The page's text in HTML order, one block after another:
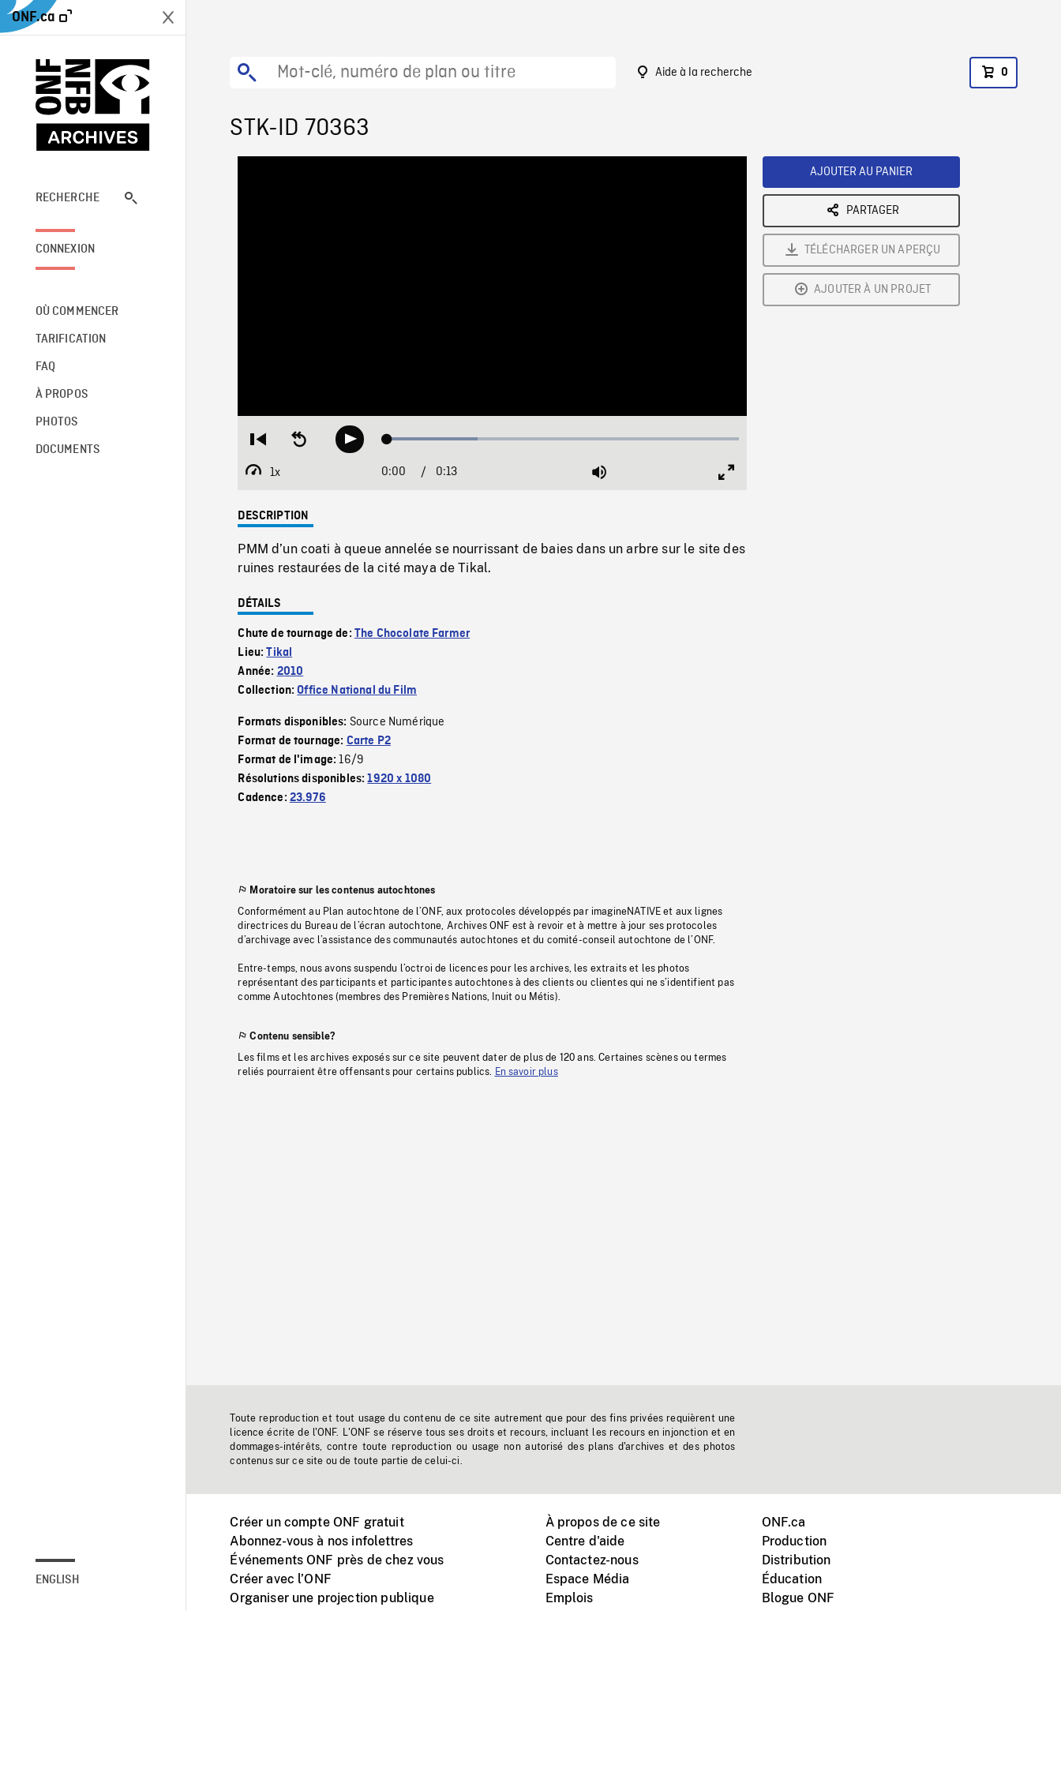
ONF.ca
RECHERCHE
CONNEXION
OÙ COMMENCER
TARIFICATION
FAQ
À PROPOS
PHOTOS
DOCUMENTS
ENGLISH
Aide à la recherche 0
STK-ID 70363
Restart
beginning
Seek
backwardPlay Loaded:
1x
Playback
Current
0:00 / 0:13 Mute
DESCRIPTION
PMM d’un coati à queue annelée se nourrissant de baies dans un arbre sur le site des
ruines restaurées de la cité maya de Tikal.
DÉTAILS
Chute de tournage de: The Chocolate Farmer
Lieu:Tikal
Année: 2010
Collection:Office National du Film
Formats disponibles: Source Numérique
Format de tournage: Carte P2
Format de l'image:16/9
Résolutions disponibles:1920 x 1080
Cadence: 23.976
Moratoire sur les contenus autochtones
Conformément au Plan autochtone de l’ONF, aux protocoles développés par imagineNATIVE et aux lignes
directrices du Bureau de l’écran autochtone, Archives ONF est à revoir et à mettre à jour ses protocoles
d’archivage avec l’assistance des communautés autochtones et du comité-conseil autochtone de l’ONF.
Entre-temps, nous avons suspendu l’octroi de licences pour les archives, les extraits et les photos
représentant des participants et participantes autochtones à des clients ou clientes qui ne s’identifient pas
comme Autochtones (membres des Premières Nations, Inuit ou Métis).
Contenu sensible?
Les films et les archives exposés sur ce site peuvent dater de plus de 120 ans. Certaines scènes ou termes
reliés pourraient être offensants pour certains publics.
En savoir plus
AJOUTER AU PANIER
PARTAGER
TÉLÉCHARGER UN APERÇU
AJOUTER À UN PROJET
Toute reproduction et tout usage du contenu de ce site autrement que pour des fins privées requièrent une
licence écrite de l'ONF. L'ONF se réserve tous ses droits et recours, incluant les recours en injonction et en
dommages-intérêts, contre toute reproduction ou usage non autorisé des plans d'archives et des photos
contenus sur ce site ou de toute partie de celui-ci.
Créer un compte ONF gratuit
Abonnez-vous à nos infolettres
Événements ONF près de chez vous
Créer avec l’ONF
Organiser une projection publique
À propos de ce site
Centre d'aide
Contactez-nous
Espace Média
Emplois
ONF.ca
Production
Distribution
Éducation
Blogue ONF